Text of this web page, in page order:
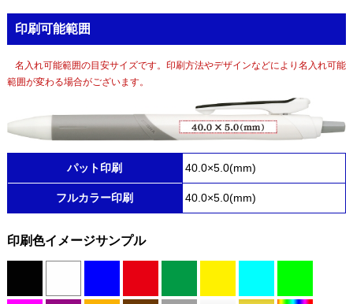
印刷可能範囲
名入れ可能範囲の目安サイズです。印刷方法やデザインなどにより名入れ可能
範囲が変わる場合がございます。
パット印刷 40.0×5.0(mm)
フルカラー印刷 40.0×5.0(mm)
印刷色イメージサンプル